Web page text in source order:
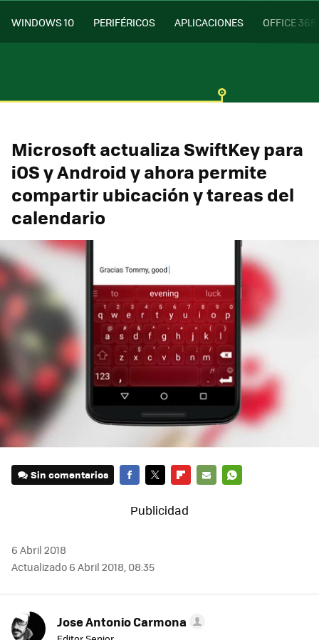
WINDOWS 10 PERIFÉRICOS APLICACIONES OFFICE 365
Microsoft actualiza SwiftKey para
iOS y Android y ahora permite
compartir ubicación y tareas del
calendario
Sin comentarios
6 Abril 2018
Actualizado 6 Abril 2018, 08:35
Jose Antonio Carmona